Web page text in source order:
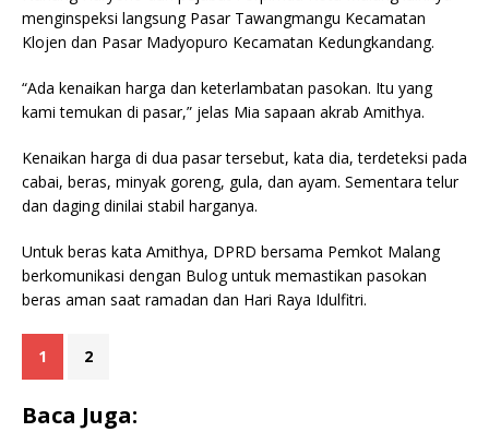
menginspeksi langsung Pasar Tawangmangu Kecamatan
Klojen dan Pasar Madyopuro Kecamatan Kedungkandang.
“Ada kenaikan harga dan keterlambatan pasokan. Itu yang
kami temukan di pasar,” jelas Mia sapaan akrab Amithya.
Kenaikan harga di dua pasar tersebut, kata dia, terdeteksi pada
cabai, beras, minyak goreng, gula, dan ayam. Sementara telur
dan daging dinilai stabil harganya.
Untuk beras kata Amithya, DPRD bersama Pemkot Malang
berkomunikasi dengan Bulog untuk memastikan pasokan
beras aman saat ramadan dan Hari Raya Idulfitri.
1 2
Baca Juga: